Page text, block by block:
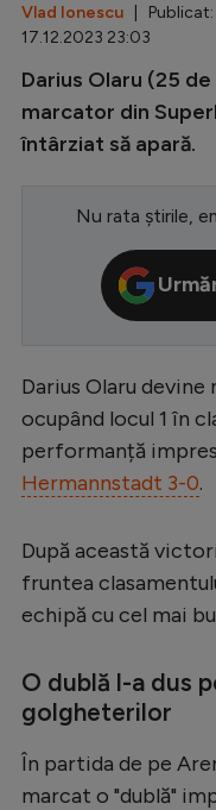
Inedit
Europa
CM
Serie A
EURO
Stranieri
Vlad Ionescu | Publicat:
17.12.2023 23:03
Darius Olaru (25
marcator din
întârziat să apară.
Nu rata știrile,
Darius Olaru devine
ocupând locul 1 în
performanță
Hermannstadt 3-0.
După această
fruntea
echipă cu cel mai
O dublă l-a dus
golgheterilor
În partida de pe
marcat o "dublă"